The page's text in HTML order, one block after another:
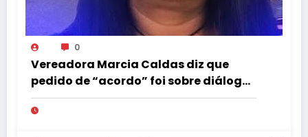
0
Vereadora Marcia Caldas diz que
pedido de “acordo” foi sobre diálogo
institucional